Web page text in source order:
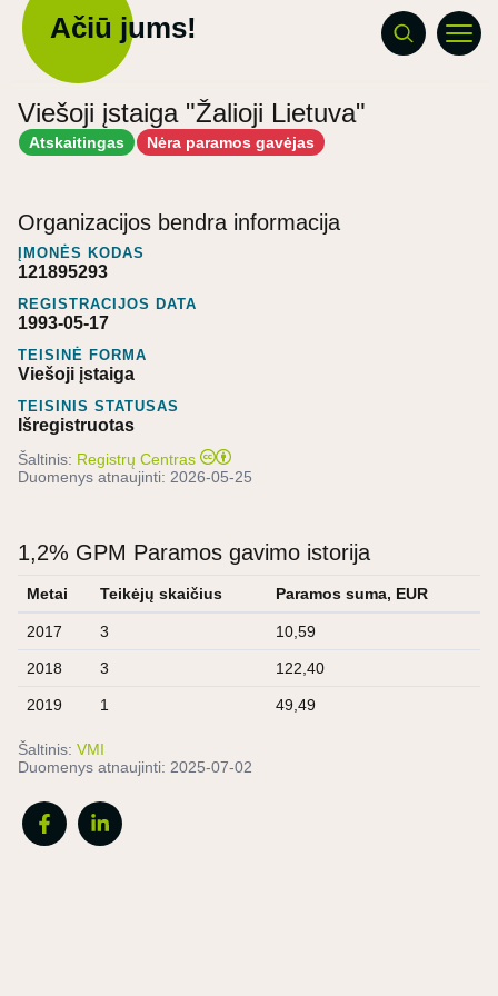
Ačiū jums!
Viešoji įstaiga "Žalioji Lietuva"
Atskaitingas Nėra paramos gavėjas
Organizacijos bendra informacija
ĮMONĖS KODAS
121895293
REGISTRACIJOS DATA
1993-05-17
TEISINĖ FORMA
Viešoji įstaiga
TEISINIS STATUSAS
Išregistruotas
Šaltinis: Registrų Centras
Duomenys atnaujinti: 2026-05-25
1,2% GPM Paramos gavimo istorija
Metai Teikėjų skaičius Paramos suma, EUR
2017 3 10,59
2018 3 122,40
2019 1 49,49
Šaltinis: VMI
Duomenys atnaujinti: 2025-07-02